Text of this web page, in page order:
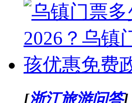
[浙江旅游问答]